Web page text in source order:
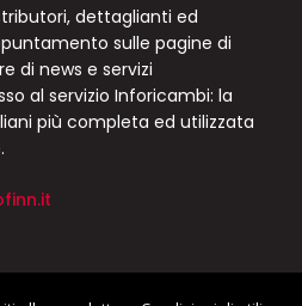
dettaglianti ed
sulle pagine di
di news e servizi
al servizio Inforicambi: la
più completa ed utilizzata